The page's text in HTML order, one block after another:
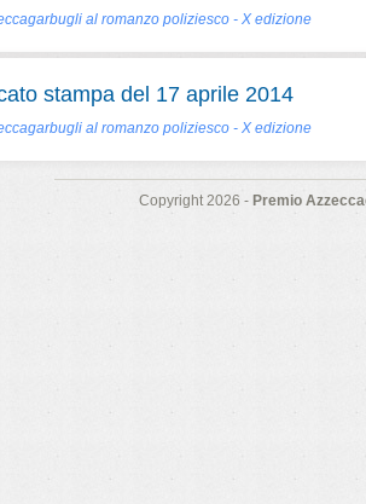
al romanzo poliziesco - X edizione
stampa del 17 aprile 2014
al romanzo poliziesco - X edizione
Copyright 2026 - Premio